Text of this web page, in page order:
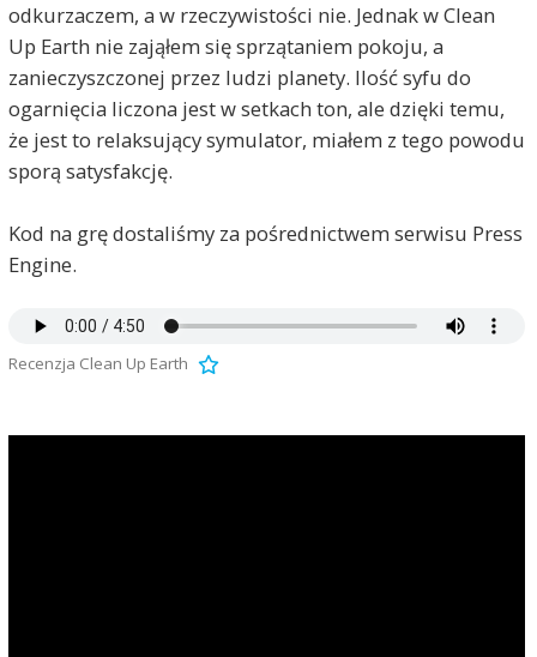
odkurzaczem, a w rzeczywistości nie. Jednak w Clean
Up Earth nie zająłem się sprzątaniem pokoju, a
zanieczyszczonej przez ludzi planety. Ilość syfu do
ogarnięcia liczona jest w setkach ton, ale dzięki temu,
że jest to relaksujący symulator, miałem z tego powodu
sporą satysfakcję.
Kod na grę dostaliśmy za pośrednictwem serwisu Press
Engine.
Recenzja Clean Up Earth